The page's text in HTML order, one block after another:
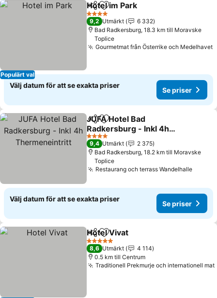
Populärt val
Dela Lägg till i Mina Favoriter
Hotel im Park
4 Stjärnor
9,2 Utmärkt
6 332
Bad Radkersburg, 18.3 km till Moravske
Toplice
Gourmetmat från Österrike och Medelhavet
Välj datum för att se exakta priser
Se priser
Dela Lägg till i Mina Favoriter
JUFA Hotel Bad
Radkersburg - Inkl 4h
Thermeneintritt
Se priser
4 Stjärnor
9,4 Utmärkt
2 375
Bad Radkersburg, 18.2 km till Moravske
Toplice
Restaurang och terrass WandelhalleSe
Välj datum för att se exakta priser
Se priser
Dela Lägg till i Mina Favoriter
Hotel Vivat
5 Stjärnor
8,6 Utmärkt
4 114
0.5 km till Centrum
Traditionell Prekmurje och internationell mat